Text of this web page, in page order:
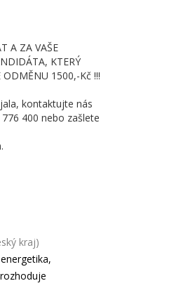
A ZA VAŠE
KTERÝ
1500,-Kč !!!
kontaktujte nás
400 nebo zašlete
kraj)